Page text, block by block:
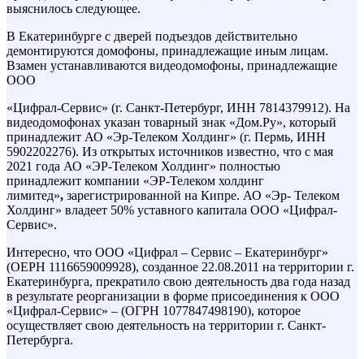
выяснилось следующее.
В Екатеринбурге с дверей подъездов действительно
демонтируются домофоны, принадлежащие иным лицам.
Взамен устанавливаются видеодомофоны, принадлежащие
ООО
«Цифрал-Сервис» (г. Санкт-Петербург, ИНН 7814379912). На
видеодомофонах указан товарный знак «Дом.Ру», который
принадлежит АО «Эр-Телеком Холдинг» (г. Пермь, ИНН
5902202276). Из открытых источников известно, что с мая
2021 года АО «ЭР-Телеком Холдинг» полностью
принадлежит компании «ЭР-Телеком холдинг
лимитед», зарегистрированной на Кипре. АО «Эр- Телеком
Холдинг» владеет 50% уставного капитала ООО «Цифрал-
Сервис».
Интересно, что ООО «Цифрал – Сервис – Екатеринбург»
(ОЕРН 1116659009928), созданное 22.08.2011 на территории г.
Екатеринбурга, прекратило свою деятельность два года назад
в результате реорганизации в форме присоединения к ООО
«Цифрал-Сервис» – (ОГРН 1077847498190), которое
осуществляет свою деятельность на территории г. Санкт-
Петербурга.